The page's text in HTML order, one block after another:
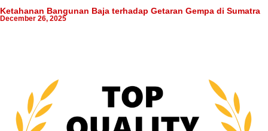
Ketahanan Bangunan Baja terhadap Getaran Gempa di Sumatra
December 26, 2025